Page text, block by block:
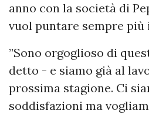
anno con la società di
vuol puntare sempre più
”Sono orgoglioso di
detto - e siamo già al
prossima stagione. Ci
soddisfazioni ma